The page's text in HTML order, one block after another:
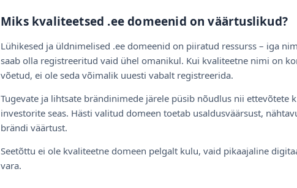
Miks kvaliteetsed .ee domeenid on väärtuslikud?
Lühikesed ja üldnimelised .ee domeenid on piiratud ressurss – iga
saab olla registreeritud vaid ühel omanikul. Kui kvaliteetne nimi on
võetud, ei ole seda võimalik uuesti vabalt registreerida.
Tugevate ja lihtsate brändinimede järele püsib nõudlus nii ettevõtete
investorite seas. Hästi valitud domeen toetab usaldusväärsust,
brändi väärtust.
Seetõttu ei ole kvaliteetne domeen pelgalt kulu, vaid pikaajaline
vara.